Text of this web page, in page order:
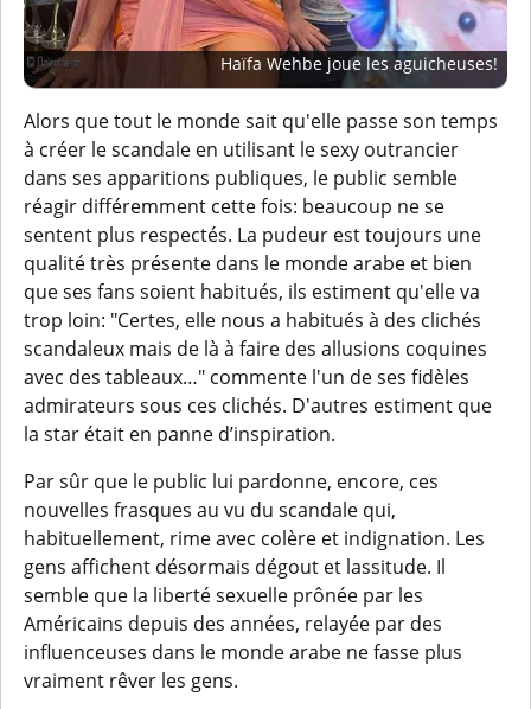
Haïfa Wehbe joue les aguicheuses!
Alors que tout le monde sait qu'elle passe son temps
à créer le scandale en utilisant le sexy outrancier
dans ses apparitions publiques, le public semble
réagir différemment cette fois: beaucoup ne se
sentent plus respectés. La pudeur est toujours une
qualité très présente dans le monde arabe et bien
que ses fans soient habitués, ils estiment qu'elle va
trop loin: "Certes, elle nous a habitués à des clichés
scandaleux mais de là à faire des allusions coquines
avec des tableaux…" commente l'un de ses fidèles
admirateurs sous ces clichés. D'autres estiment que
la star était en panne d’inspiration.
Par sûr que le public lui pardonne, encore, ces
nouvelles frasques au vu du scandale qui,
habituellement, rime avec colère et indignation. Les
gens affichent désormais dégout et lassitude. Il
semble que la liberté sexuelle prônée par les
Américains depuis des années, relayée par des
influenceuses dans le monde arabe ne fasse plus
vraiment rêver les gens.